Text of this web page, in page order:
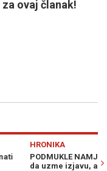
ovaj članak!
"namamio" da dođe kući